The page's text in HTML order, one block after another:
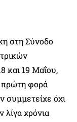
στη Σύνοδο
και 19 Μαΐου,
πρώτη φορά
συμμετείχε όχι
χρόνια